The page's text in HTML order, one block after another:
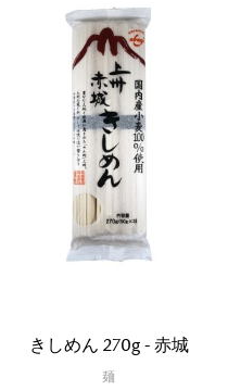
きしめん 270g - 赤城
麺